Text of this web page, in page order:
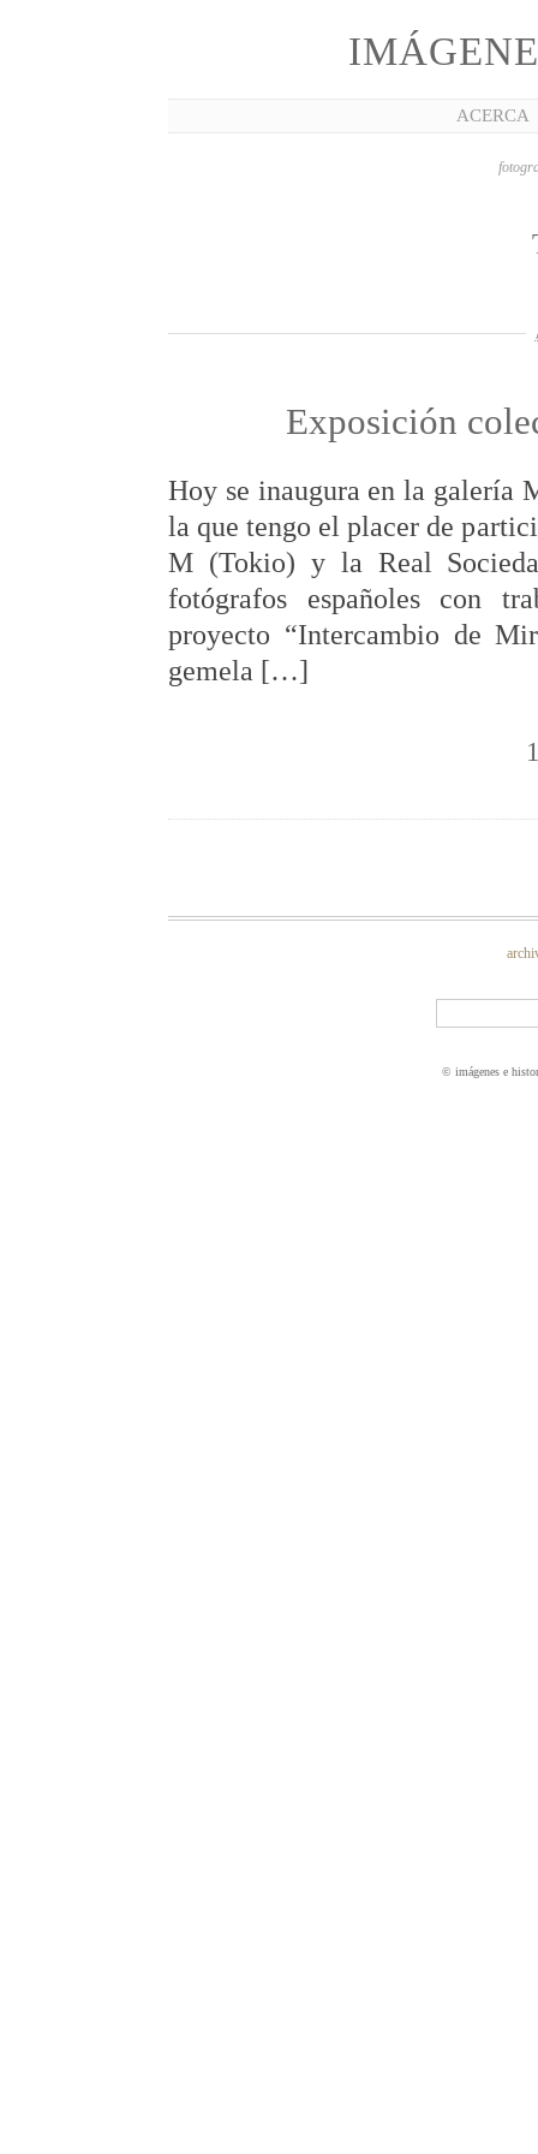
ACERCA
Exposición
Hoy se inaugura en la galería
la que tengo el placer de
M (Tokio) y la Real
fotógrafos españoles con
proyecto “Intercambio de
gemela […]
© imágenes e